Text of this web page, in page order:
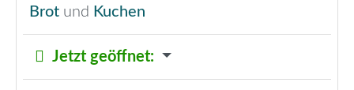
Brot und Kuchen
Jetzt geöffnet: